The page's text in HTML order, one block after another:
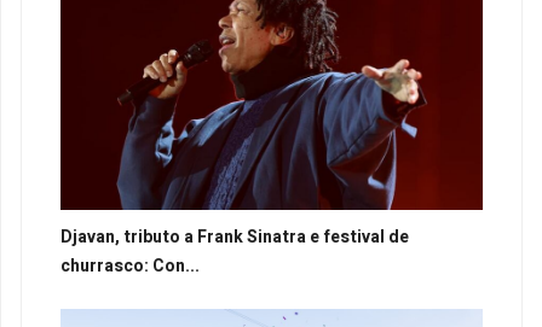
Djavan, tributo a Frank Sinatra e festival de
churrasco: Con...